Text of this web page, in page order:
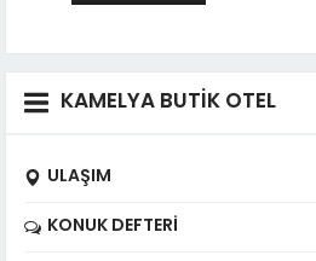
KAMELYA BUTİK OTEL
ULAŞIM
KONUK DEFTERI